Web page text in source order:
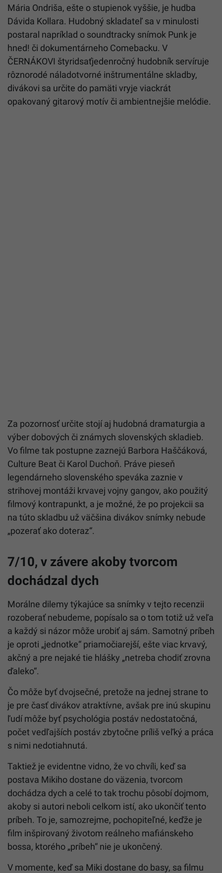
Mária Ondriša, ešte o stupienok vyššie, je hudba
Dávida Kollara. Hudobný skladateľ sa v minulosti
postaral napríklad o soundtracky snímok Punk je
hned! či dokumentárneho Comebacku. V
ČERNÁKOVI štyridsaťjedenročný hudobník servíruje
rôznorodé náladotvorné inštrumentálne skladby,
divákovi sa určite do pamäti vryje viackrát
opakovaný gitarový motív či ambientnejšie melódie.
Za pozornosť určite stojí aj hudobná dramaturgia a
výber dobových či známych slovenských skladieb.
Vo filme tak postupne zaznejú Barbora Haščáková,
Culture Beat či Karol Duchoň. Práve pieseň
legendárneho slovenského speváka zaznie v
strihovej montáži krvavej vojny gangov, ako použitý
filmový kontrapunkt, a je možné, že po projekcii sa
na túto skladbu už väčšina divákov snímky nebude
„pozerať ako doteraz“.
7/10, v závere akoby tvorcom
dochádzal dych
Morálne dilemy týkajúce sa snímky v tejto recenzii
rozoberať nebudeme, popísalo sa o tom totiž už veľa
a každý si názor môže urobiť aj sám. Samotný príbeh
je oproti „jednotke“ priamočiarejší, ešte viac krvavý,
akčný a pre nejaké tie hlášky „netreba chodiť zrovna
ďaleko“.
Čo môže byť dvojsečné, pretože na jednej strane to
je pre časť divákov atraktívne, avšak pre inú skupinu
ľudí môže byť psychológia postáv nedostatočná,
počet vedľajších postáv zbytočne príliš veľký a práca
s nimi nedotiahnutá.
Taktiež je evidentne vidno, že vo chvíli, keď sa
postava Mikiho dostane do väzenia, tvorcom
dochádza dych a celé to tak trochu pôsobí dojmom,
akoby si autori neboli celkom istí, ako ukončiť tento
príbeh. To je, samozrejme, pochopiteľné, keďže je
film inšpirovaný životom reálneho mafiánskeho
bossa, ktorého „príbeh“ nie je ukončený.
V momente, keď sa Miki dostane do basy, sa filmu